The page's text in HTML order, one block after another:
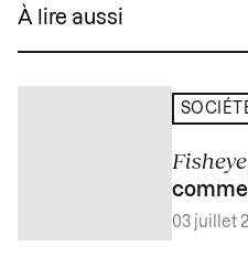
À lire aussi
03 juillet